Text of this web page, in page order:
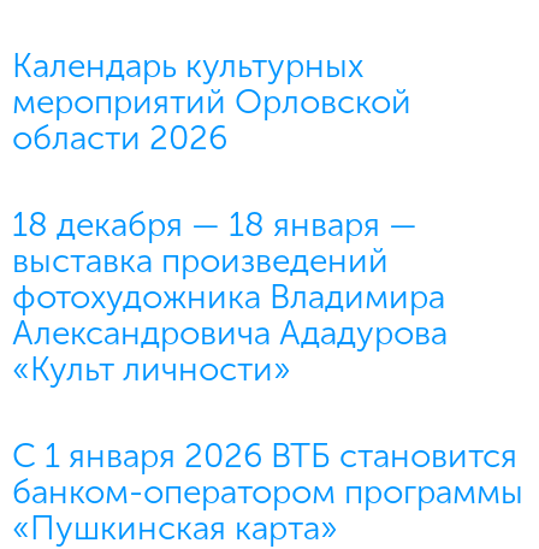
Календарь культурных
мероприятий Орловской
области 2026
18 декабря — 18 января —
выставка произведений
фотохудожника Владимира
Александровича Ададурова
«Культ личности»
С 1 января 2026 ВТБ становится
банком-оператором программы
«Пушкинская карта»